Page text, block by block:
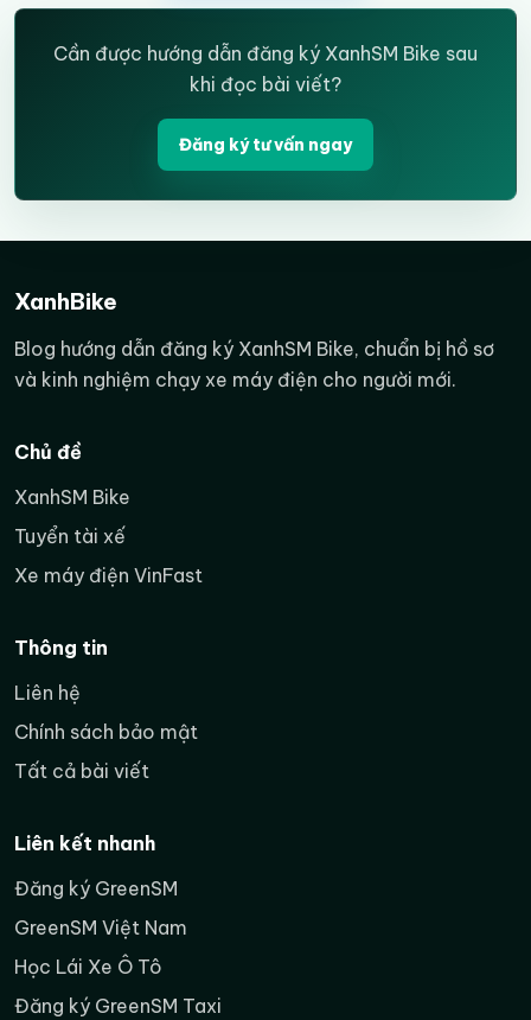
Cần được hướng dẫn đăng ký XanhSM Bike sau
khi đọc bài viết?
Đăng ký tư vấn ngay
XanhBike
Blog hướng dẫn đăng ký XanhSM Bike, chuẩn bị hồ sơ
và kinh nghiệm chạy xe máy điện cho người mới.
Chủ đề
XanhSM Bike
Tuyển tài xế
Xe máy điện VinFast
Thông tin
Liên hệ
Chính sách bảo mật
Tất cả bài viết
Liên kết nhanh
Đăng ký GreenSM
GreenSM Việt Nam
Học Lái Xe Ô Tô
Đăng ký GreenSM Taxi